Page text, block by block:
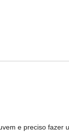
e preciso fazer